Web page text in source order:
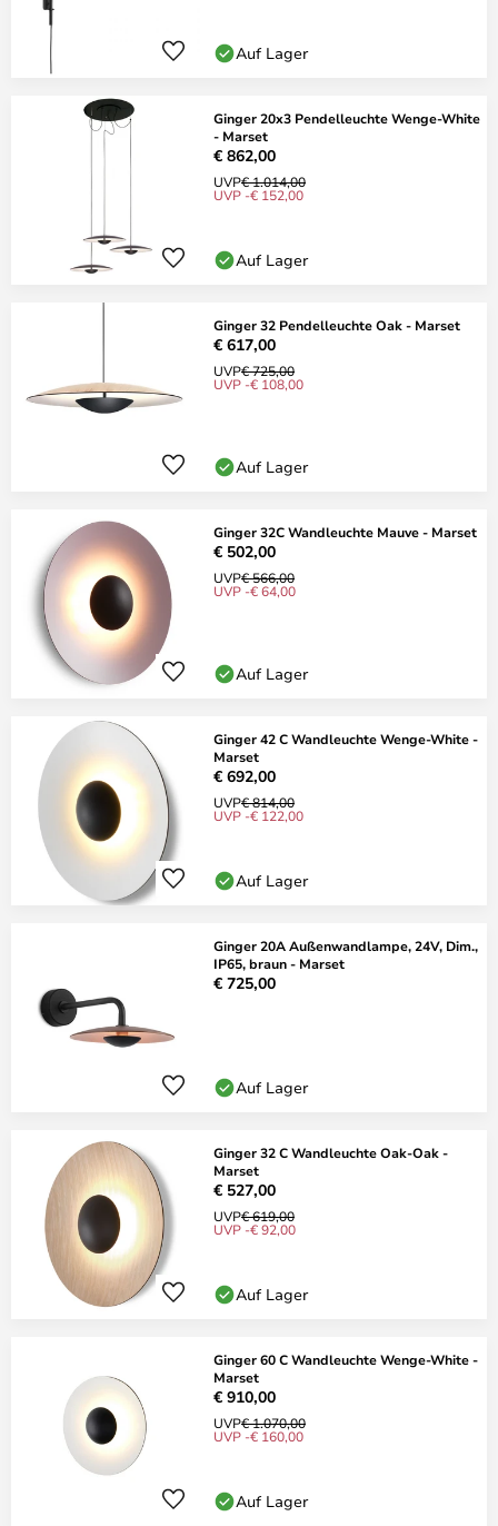
Auf Lager
Ginger 20x3 Pendelleuchte Wenge-White
- Marset
€ 862,00
UVP€ 1.014,00
UVP -€ 152,00
Auf Lager
Ginger 32 Pendelleuchte Oak - Marset
€ 617,00
UVP€ 725,00
UVP -€ 108,00
Auf Lager
Ginger 32C Wandleuchte Mauve - Marset
€ 502,00
UVP€ 566,00
UVP -€ 64,00
Auf Lager
Ginger 42 C Wandleuchte Wenge-White -
Marset
€ 692,00
UVP€ 814,00
UVP -€ 122,00
Auf Lager
Ginger 20A Außenwandlampe, 24V, Dim.,
IP65, braun - Marset
€ 725,00
Auf Lager
Ginger 32 C Wandleuchte Oak-Oak -
Marset
€ 527,00
UVP€ 619,00
UVP -€ 92,00
Auf Lager
Ginger 60 C Wandleuchte Wenge-White -
Marset
€ 910,00
UVP€ 1.070,00
UVP -€ 160,00
Auf Lager